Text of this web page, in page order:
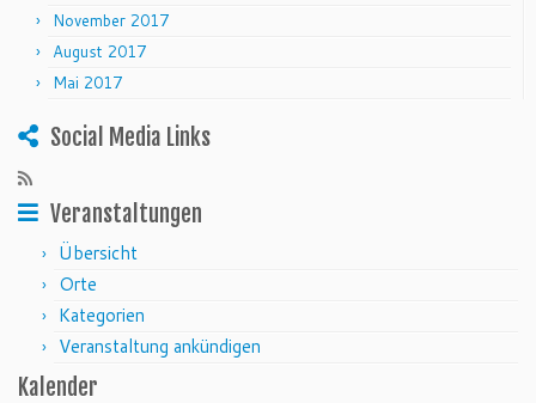
November 2017
August 2017
Mai 2017
Social Media Links
Veranstaltungen
Übersicht
Orte
Kategorien
Veranstaltung ankündigen
Kalender